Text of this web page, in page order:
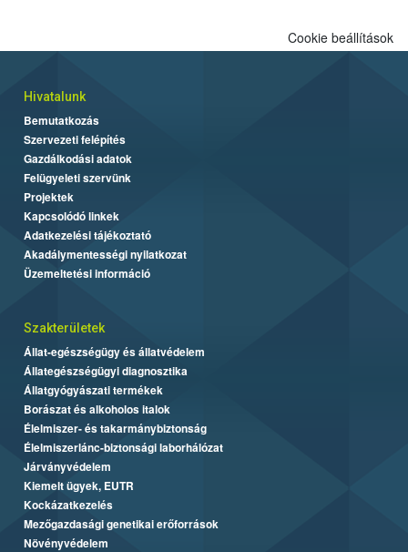
Cookie beállítások
Hivatalunk
Bemutatkozás
Szervezeti felépítés
Gazdálkodási adatok
Felügyeleti szervünk
Projektek
Kapcsolódó linkek
Adatkezelési tájékoztató
Akadálymentességi nyilatkozat
Üzemeltetési információ
Szakterületek
Állat-egészségügy és állatvédelem
Állategészségügyi diagnosztika
Állatgyógyászati termékek
Borászat és alkoholos italok
Élelmiszer- és takarmánybiztonság
Élelmiszerlánc-biztonsági laborhálózat
Járványvédelem
Kiemelt ügyek, EUTR
Kockázatkezelés
Mezőgazdasági genetikai erőforrások
Növényvédelem